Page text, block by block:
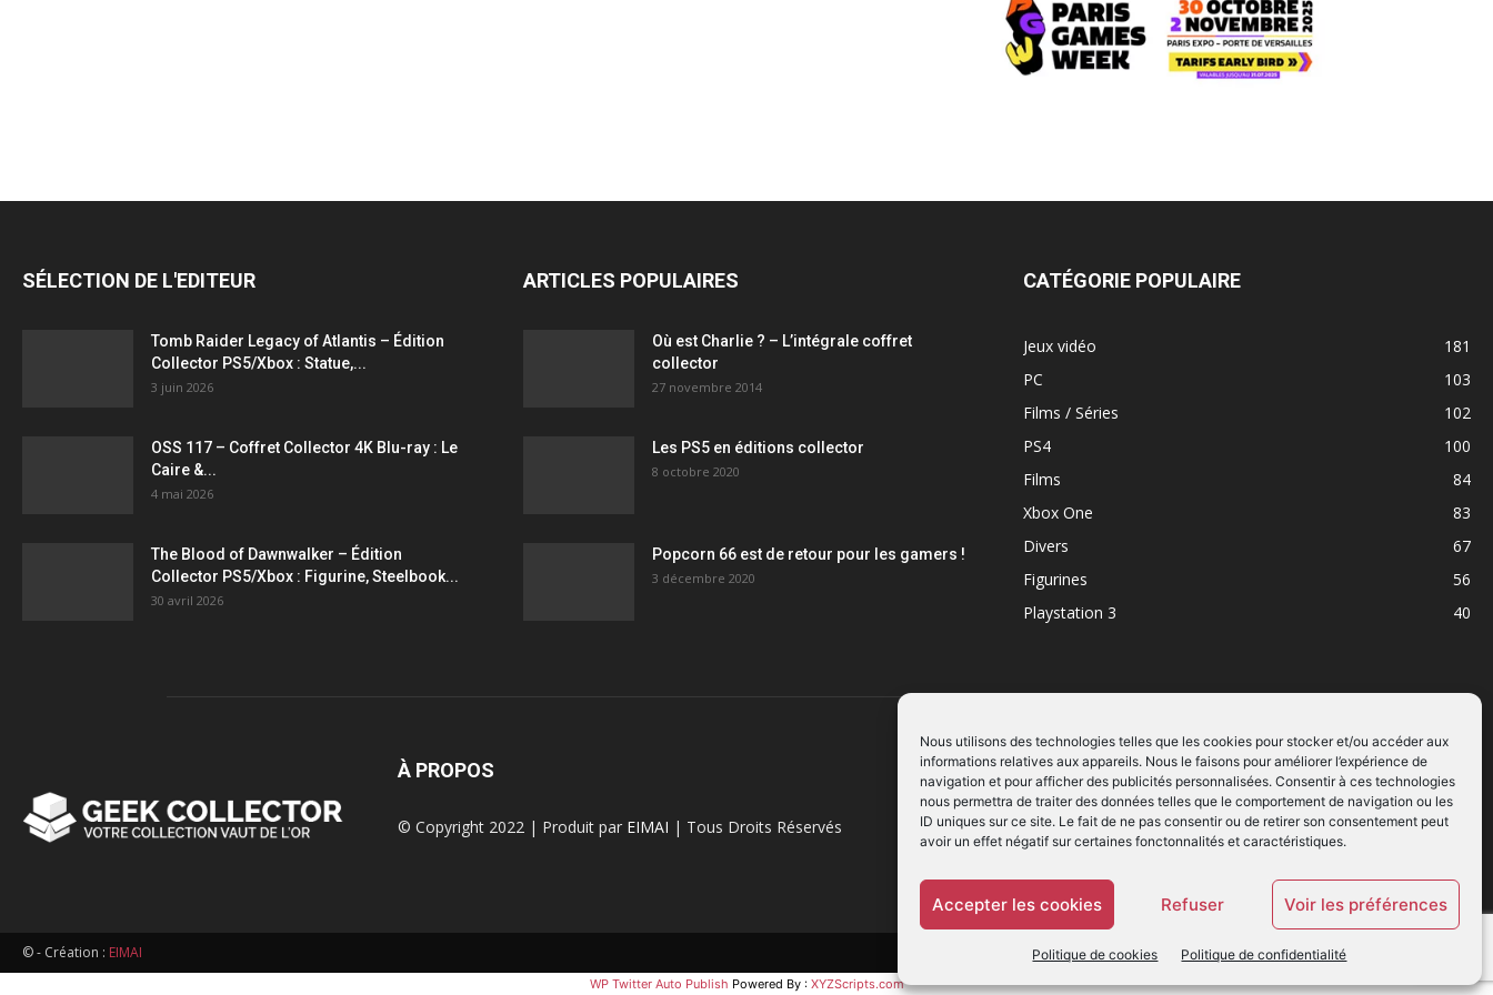
Nous utilisons des technologies telles que les cookies pour stocker et/ou accéder aux
informations relatives aux appareils. Nous le faisons pour améliorer l’expérience de
navigation et pour afficher des publicités personnalisées. Consentir à ces technologies
nous permettra de traiter des données telles que le comportement de navigation ou les
ID uniques sur ce site. Le fait de ne pas consentir ou de retirer son consentement peut
avoir un effet négatif sur certaines fonctonnalités et caractéristiques.
Accepter les cookies Refuser Voir les préférences
Politique de cookies Politique de confidentialité
statuettes
SÉLECTION DE L'EDITEUR
Tomb Raider Legacy of Atlantis – Édition
Collector PS5/Xbox : Statue,...
3 juin 2026
OSS 117 – Coffret Collector 4K Blu-ray : Le
Caire &...
4 mai 2026
The Blood of Dawnwalker – Édition
Collector PS5/Xbox : Figurine, Steelbook...
30 avril 2026
ARTICLES POPULAIRES
Où est Charlie ? – L’intégrale coffret
collector
27 novembre 2014
Les PS5 en éditions collector
8 octobre 2020
Popcorn 66 est de retour pour les gamers !
3 décembre 2020
CATÉGORIE POPULAIRE
Jeux vidéo
181
PC
103
Films / Séries
102
PS4
100
Films
84
Xbox One
83
Divers
67
Figurines
56
Playstation 3
40
À PROPOS
© Copyright 2022 | Produit par EIMAI | Tous Droits Réservés
SUIVEZ NOUS
© - Création : EIMAI
WP Twitter Auto Publish Powered By : XYZScripts.com